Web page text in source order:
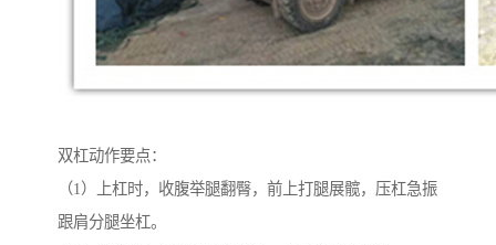
双杠动作要点：
（1）上杠时，收腹举腿翻臀，前上打腿展髋，压杠急振
跟肩分腿坐杠。